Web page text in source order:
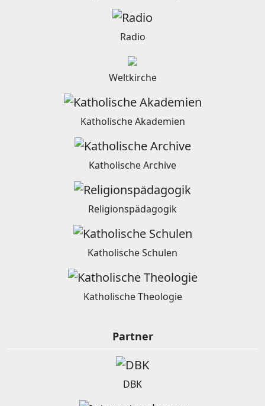
Radio
Weltkirche
Katholische Akademien
Katholische Archive
Religionspädagogik
Katholische Schulen
Katholische Theologie
Partner
DBK